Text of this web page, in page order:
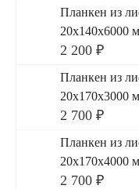
Планкен из
20x140x6000
2 200 ₽
Планкен из
20x170x3000
2 700 ₽
Планкен из
20x170x4000
2 700 ₽